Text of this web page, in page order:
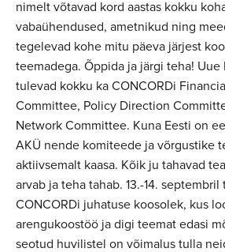
nimelt võtavad kord aastas kokku
vabaühendused, ametnikud ning
tegelevad kohe mitu päeva järjest
teemadega. Õppida ja järgi teha! Uue
tulevad kokku ka CONCORDi
Committee, Policy Direction
Network Committee. Kuna Eesti on
AKÜ nende komiteede ja võrgustike
aktiivsemalt kaasa. Kõik ju tahavad
arvab ja teha tahab. 13.-14. septembril
CONCORDi juhatuse koosolek, kus
arengukoostöö ja digi teemat edasi
seotud huvilistel on võimalus tulla